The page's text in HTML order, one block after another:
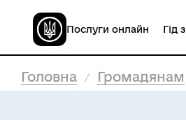
Послуги онлайн Гід
Головна Громадянам